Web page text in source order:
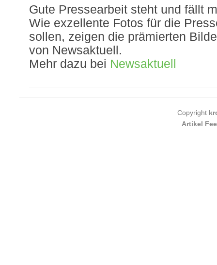
Gute Pressearbeit steht und fällt
Wie exzellente Fotos für die
sollen, zeigen die prämierten
von Newsaktuell.
Mehr dazu bei Newsaktuell
Copyright
Artikel